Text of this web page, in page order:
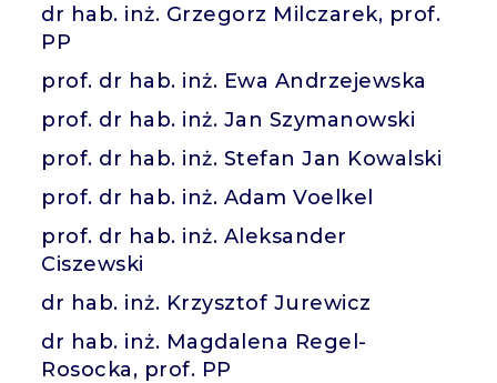
dr hab. inż. Grzegorz Milczarek, prof.
PP
prof. dr hab. inż. Ewa Andrzejewska
prof. dr hab. inż. Jan Szymanowski
prof. dr hab. inż. Stefan Jan Kowalski
prof. dr hab. inż. Adam Voelkel
prof. dr hab. inż. Aleksander
Ciszewski
dr hab. inż. Krzysztof Jurewicz
dr hab. inż. Magdalena Regel-
Rosocka, prof. PP